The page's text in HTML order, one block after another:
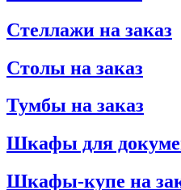
Стеллажи на заказ
Столы на заказ
Тумбы на заказ
Шкафы для
Шкафы-купе на